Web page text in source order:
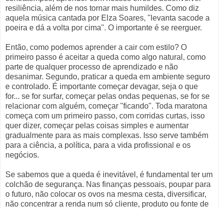
resiliência, além de nos tornar mais humildes. Como diz
aquela música cantada por Elza Soares, "levanta sacode a
poeira e dá a volta por cima". O importante é se reerguer.
Então, como podemos aprender a cair com estilo? O
primeiro passo é aceitar a queda como algo natural, como
parte de qualquer processo de aprendizado e não
desanimar. Segundo, praticar a queda em ambiente seguro
e controlado. É importante começar devagar, seja o que
for... se for surfar, começar pelas ondas pequenas, se for se
relacionar com alguém, começar "ficando". Toda maratona
começa com um primeiro passo, com corridas curtas, isso
quer dizer, começar pelas coisas simples e aumentar
gradualmente para as mais complexas. Isso serve também
para a ciência, a política, para a vida profissional e os
negócios.
Se sabemos que a queda é inevitável, é fundamental ter um
colchão de segurança. Nas finanças pessoais, poupar para
o futuro, não colocar os ovos na mesma cesta, diversificar,
não concentrar a renda num só cliente, produto ou fonte de